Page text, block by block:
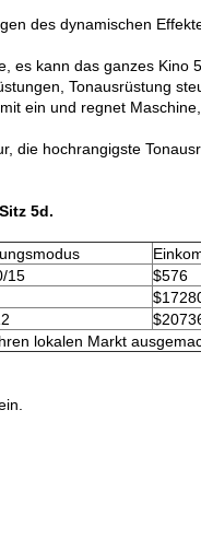
des dynamischen
es kann das ganzes Kino
Tonausrüstung
ein und regnet
die hochrangigste
5d.
15
$576
lokalen Markt